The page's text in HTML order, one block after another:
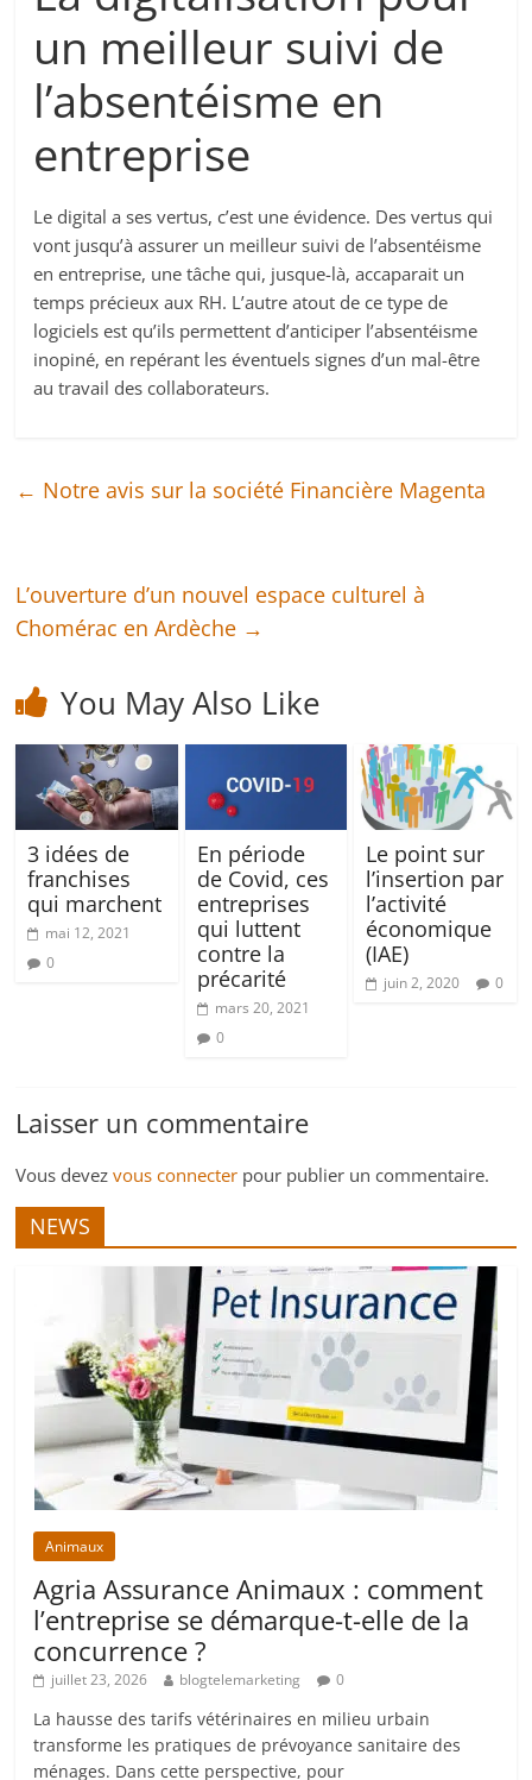
un meilleur suivi de
l’absentéisme en
entreprise
Le digital a ses vertus, c’est une évidence. Des vertus qui
vont jusqu’à assurer un meilleur suivi de l’absentéisme
en entreprise, une tâche qui, jusque-là, accaparait un
temps précieux aux RH. L’autre atout de ce type de
logiciels est qu’ils permettent d’anticiper l’absentéisme
inopiné, en repérant les éventuels signes d’un mal-être
au travail des collaborateurs.
← Notre avis sur la société Financière Magenta
L’ouverture d’un nouvel espace culturel à
Chomérac en Ardèche →
You May Also Like
3 idées de
franchises
qui marchent
mai 12, 2021
0
En période
de Covid, ces
entreprises
qui luttent
contre la
précarité
mars 20, 2021
0
Le point sur
l’insertion par
l’activité
économique
(IAE)
juin 2, 2020 0
Laisser un commentaire
Vous devezvous connecter pour publier un commentaire.
NEWS
Animaux
Agria Assurance Animaux : comment
l’entreprise se démarque-t-elle de la
concurrence ?
juillet 23, 2026 blogtelemarketing 0
La hausse des tarifs vétérinaires en milieu urbain
transforme les pratiques de prévoyance sanitaire des
ménages. Dans cette perspective, pour